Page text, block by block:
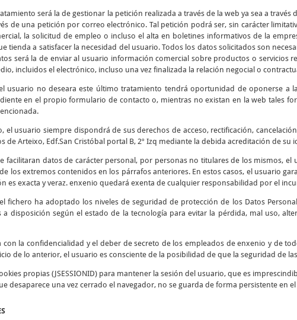
será la de gestionar la petición realizada a través de la web ya sea a
de una petición por correo electrónico. Tal petición podrá ser, sin carácter
la solicitud de empleo o incluso el alta en boletines informativos de la
tienda a satisfacer la necesidad del usuario. Todos los datos solicitados son
será la de enviar al usuario información comercial sobre productos o servicios
incluidos el electrónico, incluso una vez finalizada la relación negocial o
usuario no deseara este último tratamiento tendrá oportunidad de oponerse a
en el propio formulario de contacto o, mientras no existan en la web tales
el usuario siempre dispondrá de sus derechos de acceso, rectificación,
de Arteixo, Edf.San Cristóbal portal B, 2º Izq mediante la debida acreditación de su
facilitaran datos de carácter personal, por personas no titulares de los mismos,
los extremos contenidos en los párrafos anteriores. En estos casos, el usuario
es exacta y veraz. enxenio quedará exenta de cualquier responsabilidad por el
fichero ha adoptado los niveles de seguridad de protección de los Datos
a disposición según el estado de la tecnología para evitar la pérdida, mal uso,
con la confidencialidad y el deber de secreto de los empleados de enxenio y de
de lo anterior, el usuario es consciente de la posibilidad de que la seguridad de
propias (JSESSIONID) para mantener la sesión del usuario, que es
desaparece una vez cerrado el navegador, no se guarda de forma persistente en